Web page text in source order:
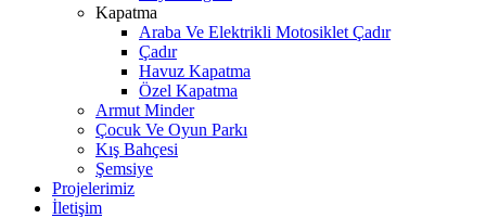
Kapatma
Araba Ve Elektrikli Motosiklet Çadır
Çadır
Havuz Kapatma
Özel Kapatma
Armut Minder
Çocuk Ve Oyun Parkı
Kış Bahçesi
Şemsiye
Projelerimiz
İletişim